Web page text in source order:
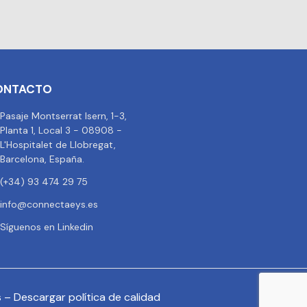
Pasaje Montserrat Isern, 1-3,
Planta 1, Local 3 - 08908 -
L'Hospitalet de Llobregat,
Barcelona, España.
(+34) 93 474 29 75
info@connectaeys.es
Síguenos en Linkedin
– Descargar política de calidad